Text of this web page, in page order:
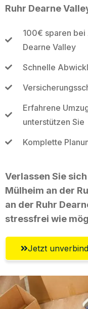
Ruhr Dearne
100€ sparen bei
Dearne Valley
Schnelle
Erfahrene
unterstützen Sie
Komplette
Verlassen Sie
Mülheim an der
an der Ruhr
stressfrei wie
Jetzt